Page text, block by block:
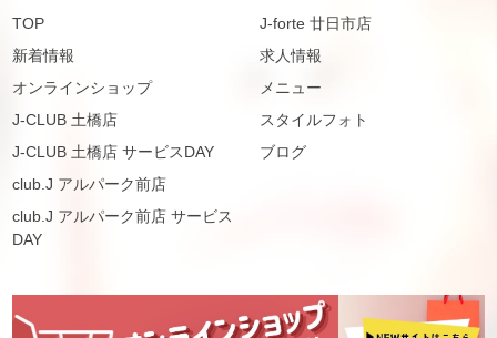
TOP
新着情報
オンラインショップ
J-CLUB 土橋店
J-CLUB 土橋店 サービスDAY
club.J アルパーク前店
club.J アルパーク前店 サービス
DAY
J-forte 廿日市店
求人情報
メニュー
スタイルフォト
ブログ